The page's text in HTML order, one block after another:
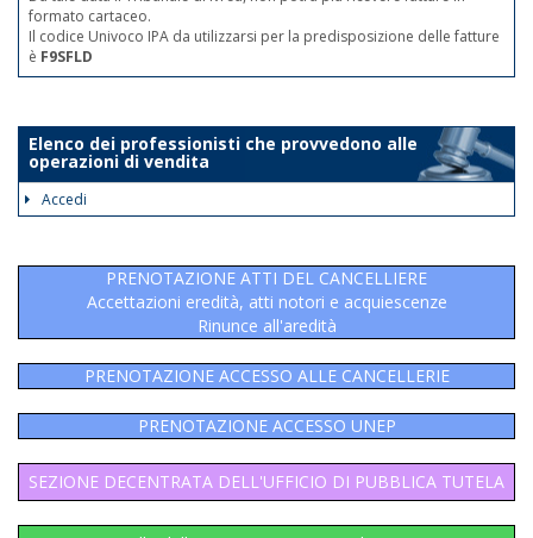
formato cartaceo.
Il codice Univoco IPA da utilizzarsi per la predisposizione delle fatture
è F9SFLD
Elenco dei professionisti che provvedono alle
operazioni di vendita
Accedi
PRENOTAZIONE ATTI DEL CANCELLIERE
Accettazioni eredità, atti notori e acquiescenze
Rinunce all'aredità
PRENOTAZIONE ACCESSO ALLE CANCELLERIE
PRENOTAZIONE ACCESSO UNEP
SEZIONE DECENTRATA DELL'UFFICIO DI PUBBLICA TUTELA